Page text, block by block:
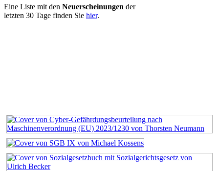
Eine Liste mit den Neuerscheinungen der
letzten 30 Tage finden Sie hier.